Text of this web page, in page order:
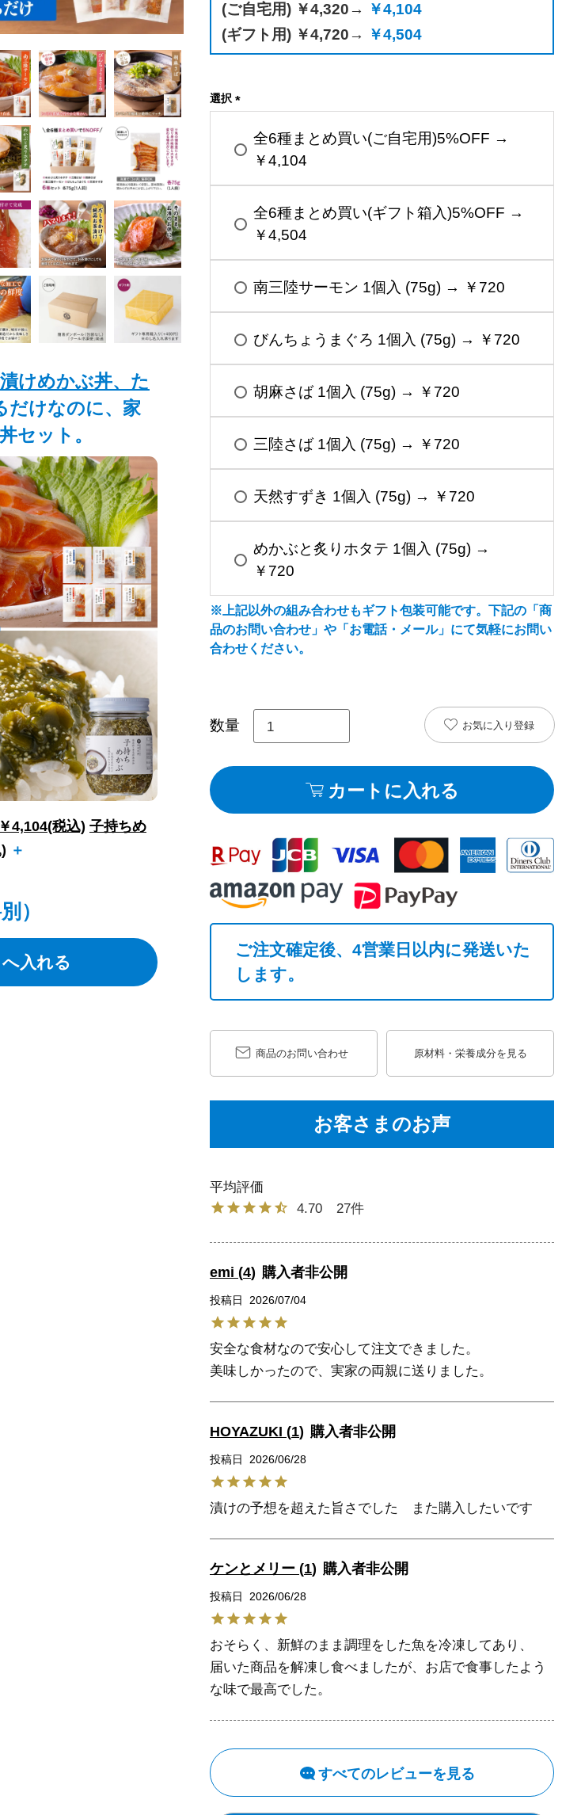
(ご自宅用) ￥4,320→
￥4,104
(ギフト用) ￥4,720→
￥4,504
選択
須
全6種まとめ買い(ご自宅用)5%OFF →
￥4,104
全6種まとめ買い(ギフト箱入)5%OFF →
￥4,504
南三陸サーモン 1個入 (75g) → ￥720
びんちょうまぐろ 1個入 (75g) → ￥720
胡麻さば 1個入 (75g) → ￥720
三陸さば 1個入 (75g) → ￥720
天然すずき 1個入 (75g) → ￥720
めかぶと炙りホタテ 1個入 (75g) →
￥720
※上記以外の組み合わせもギフト包装可能です。下記の「商
品のお問い合わせ」や「お電話・メール」にて気軽にお問い
合わせください。
お気に入り登録
カートに入れる
ご注文確定後、4営業日以内に発送いた
します。
商品のお問い合わせ 原材料・栄養成分を見る
お客さまのお声
4.70 27
emi 4 購入者非公開
投稿日 2026/07/04
安全な食材なので安心して注文できました。
美味しかったので、実家の両親に送りました。
HOYAZUKI 1 購入者非公開
投稿日 2026/06/28
漬けの予想を超えた旨さでした　また購入したいです
ケンとメリー 1 購入者非公開
投稿日 2026/06/28
おそらく、新鮮のまま調理をした魚を冷凍してあり、
届いた商品を解凍し食べましたが、お店で食事したよう
な味で最高でした。
すべてのレビューを見る
けめかぶ丼、た
だけなのに、家
セット。
4,104(税込) 子持ちめ
＋
）
入れる